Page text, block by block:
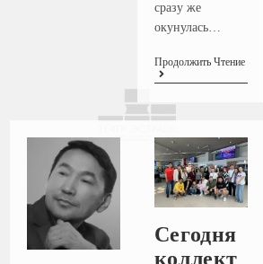
сразу же
окунулась…
Продолжить Чтение
Сегодня
коллект